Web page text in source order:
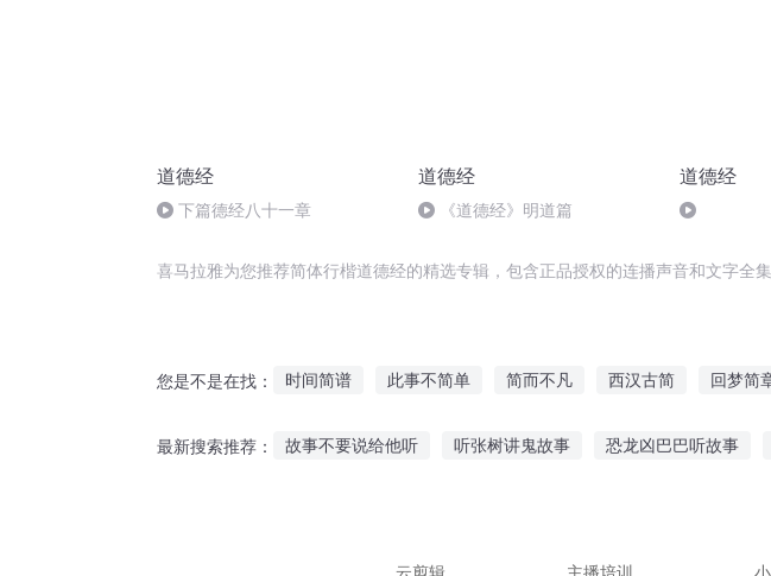
道德经
下篇德经八十一章
道德经
《道德经》明道篇
道德经
喜马拉雅为您推荐简体行楷道德经的精选专辑，包含正品授权的连播声音和文字全
您是不是在找： 时间简谱 此事不简单 简而不凡 西汉古简 回梦简
最新搜索推荐： 故事不要说给他听 听张树讲鬼故事 恐龙凶巴巴听故事
云剪辑
主播培训